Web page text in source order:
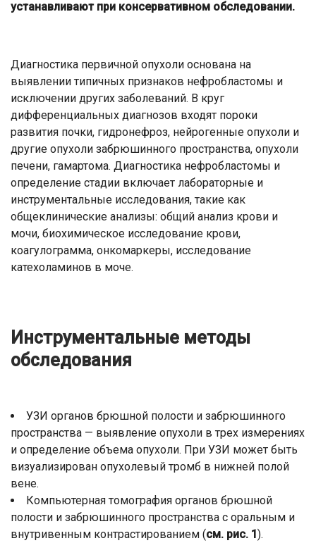
устанавливают при консервативном обследовании.
Диагностика первичной опухоли основана на
выявлении типичных признаков нефробластомы и
исключении других заболеваний. В круг
дифференциальных диагнозов входят пороки
развития почки, гидронефроз, нейрогенные опухоли и
другие опухоли забрюшинного пространства, опухоли
печени, гамартома. Диагностика нефробластомы и
определение стадии включает лабораторные и
инструментальные исследования, такие как
общеклинические анализы: общий анализ крови и
мочи, биохимическое исследование крови,
коагулограмма, онкомаркеры, исследование
катехоламинов в моче.
Инструментальные методы
обследования
УЗИ органов брюшной полости и забрюшинного
пространства — выявление опухоли в трех измерениях
и определение объема опухоли. При УЗИ может быть
визуализирован опухолевый тромб в нижней полой
вене.
Компьютерная томография органов брюшной
полости и забрюшинного пространства с оральным и
внутривенным контрастированием (см. рис. 1).